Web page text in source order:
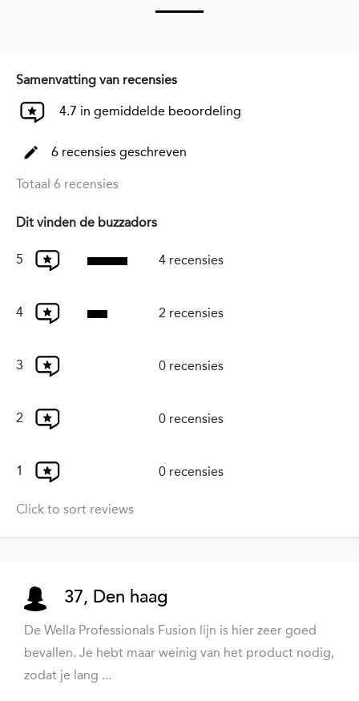
Samenvatting van recensies
4.7 in gemiddelde beoordeling
6 recensies geschreven
Totaal 6 recensies
Dit vinden de buzzadors
5 4 recensies
4 2 recensies
3 0 recensies
2 0 recensies
1 0 recensies
Click to sort reviews
37, Den haag
De Wella Professionals Fusion lijn is hier zeer goed
bevallen. Je hebt maar weinig van het product nodig,
zodat je lang ...